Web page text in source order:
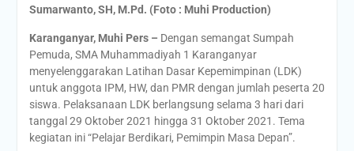
Sumarwanto, SH, M.Pd. (Foto : Muhi Production)
Karanganyar, Muhi Pers – Dengan semangat Sumpah
Pemuda, SMA Muhammadiyah 1 Karanganyar
menyelenggarakan Latihan Dasar Kepemimpinan (LDK)
untuk anggota IPM, HW, dan PMR dengan jumlah peserta 20
siswa. Pelaksanaan LDK berlangsung selama 3 hari dari
tanggal 29 Oktober 2021 hingga 31 Oktober 2021. Tema
kegiatan ini “Pelajar Berdikari, Pemimpin Masa Depan”.